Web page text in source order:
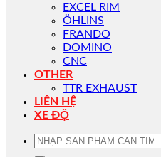
EXCEL RIM
ÖHLINS
FRANDO
DOMINO
CNC
OTHER
TTR EXHAUST
LIÊN HỆ
XE ĐỘ
Tìm